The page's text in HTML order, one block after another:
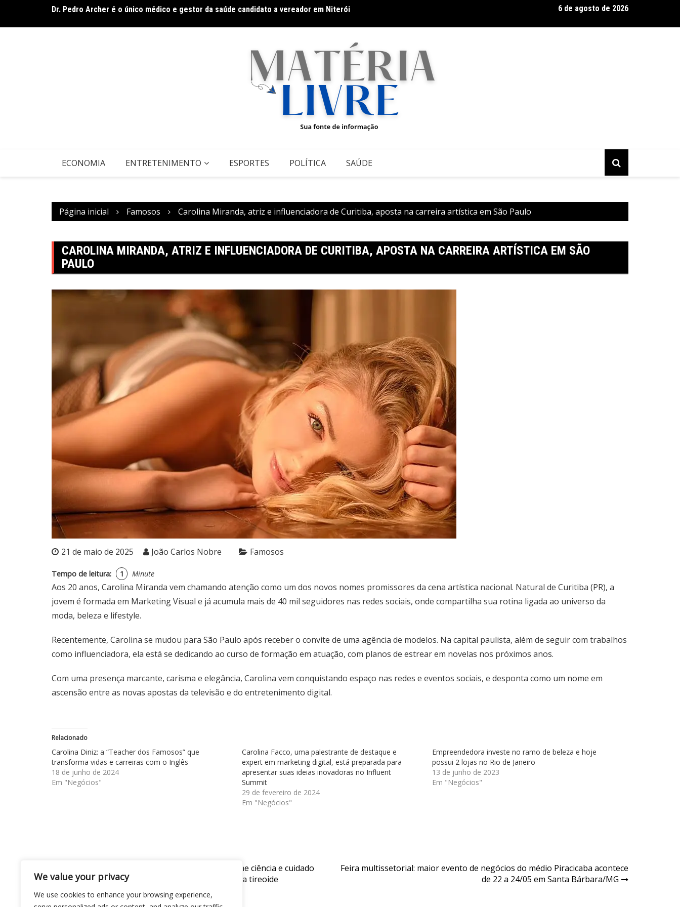
We value your privacy
We use cookies to enhance your browsing experience,
o
Dr. Pedro Archer é o único médico e gestor da saúde candidato a vereador em Niterói
Esplanada fica pequena e CÊ TÁ DOIDO FESTIVAL anuncia mudança
6 de agosto de 2026
ECONOMIA ENTRETENIMENTO ESPORTES POLÍTICA SAÚDE
Página inicial Famosos Carolina Miranda, atriz e influenciadora de Curitiba, aposta na carreira artística em São Paulo
CAROLINA MIRANDA, ATRIZ E INFLUENCIADORA DE CURITIBA, APOSTA NA CARREIRA ARTÍSTICA EM SÃO
PAULO
21 de maio de 2025 João Carlos Nobre Famosos
Tempo de leitura: 1 Minute
Aos 20 anos, Carolina Miranda vem chamando atenção como um dos novos nomes promissores da cena artística nacional. Natural de Curitiba (PR), a
jovem é formada em Marketing Visual e já acumula mais de 40 mil seguidores nas redes sociais, onde compartilha sua rotina ligada ao universo da
moda, beleza e lifestyle.
Recentemente, Carolina se mudou para São Paulo após receber o convite de uma agência de modelos. Na capital paulista, além de seguir com trabalhos
como influenciadora, ela está se dedicando ao curso de formação em atuação, com planos de estrear em novelas nos próximos anos.
Com uma presença marcante, carisma e elegância, Carolina vem conquistando espaço nas redes e eventos sociais, e desponta como um nome em
ascensão entre as novas apostas da televisão e do entretenimento digital.
Relacionado
Carolina Diniz: a “Teacher dos Famosos” que
transforma vidas e carreiras com o Inglês
18 de junho de 2024
Em "Negócios"
Carolina Facco, uma palestrante de destaque e
expert em marketing digital, está preparada para
apresentar suas ideias inovadoras no Influent
Summit
29 de fevereiro de 2024
Em "Negócios"
Empreendedora investe no ramo de beleza e hoje
possui 2 lojas no Rio de Janeiro
13 de junho de 2023
Em "Negócios"
Navegação
Conheça Nathalia Moreira, a especialista que une ciência e cuidado
humano no tratamento nutricional de distúrbios da tireoide
Feira multissetorial: maior evento de negócios do médio Piracicaba acontece
de 22 a 24/05 em Santa Bárbara/MG